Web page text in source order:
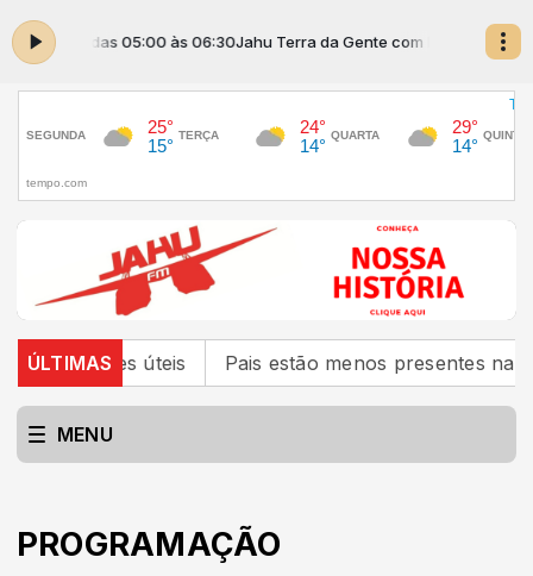
MURILO das 05:00 às 06:30Jahu Terra da Gente com MURILO das
ÚLTIMAS
funções úteis Pais estão menos presentes na
MENU
PROGRAMAÇÃO